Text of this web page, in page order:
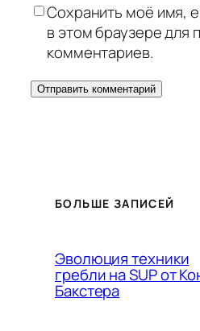
Сохранить моё имя,
в этом браузере
комментариев.
БОЛЬШЕ ЗАПИСЕЙ
Эволюция техники
гребли на SUP от
Бакстера